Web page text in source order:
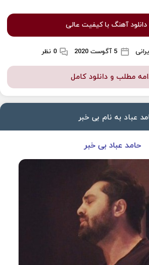
دانلود آهنگ با کیفیت عالی
5 آگوست 2020 0 نظر
مطلب و دانلود کامل
عباد به نام بی خبر
حامد عباد بی خبر